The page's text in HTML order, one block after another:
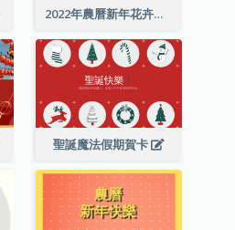
2022年農曆新年花卉照片賀卡
聖誕魔法假期賀卡